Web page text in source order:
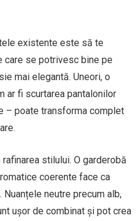
existente este să te
care se potrivesc bine pe
mai elegantă. Uneori, o
ar fi scurtarea pantalonilor
– poate transforma complet
stilului. O garderobă
coerente face ca
neutre precum alb,
ușor de combinat și pot crea